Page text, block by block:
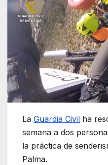
La Guardia Civil ha
semana a dos
la práctica de
Palma.